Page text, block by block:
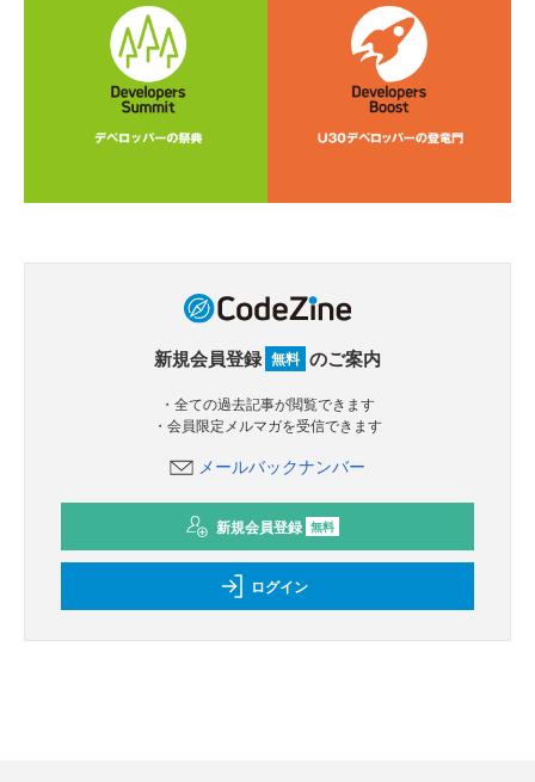
新規会員登録 無料 のご案内
・全ての過去記事が閲覧できます
・会員限定メルマガを受信できます
メールバックナンバー
新規会員登録 無料
ログイン